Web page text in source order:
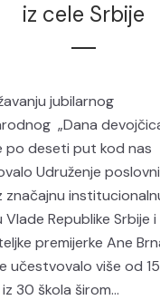
iz cele Srbije
jubilarnog
„Dana
po deseti put kod nas
Udruženje
značajnu
Republike Srbije
premijerke Ane
učestvovalo više od
30 škola širom...